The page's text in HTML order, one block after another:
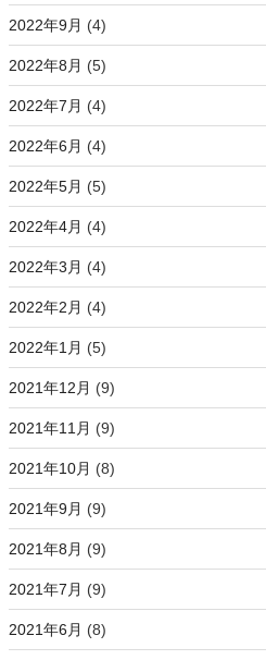
2022年9月 (4)
2022年8月 (5)
2022年7月 (4)
2022年6月 (4)
2022年5月 (5)
2022年4月 (4)
2022年3月 (4)
2022年2月 (4)
2022年1月 (5)
2021年12月 (9)
2021年11月 (9)
2021年10月 (8)
2021年9月 (9)
2021年8月 (9)
2021年7月 (9)
2021年6月 (8)